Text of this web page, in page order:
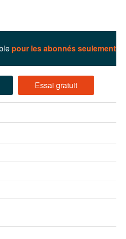
pour les abonnés seulement
Essai gratuit